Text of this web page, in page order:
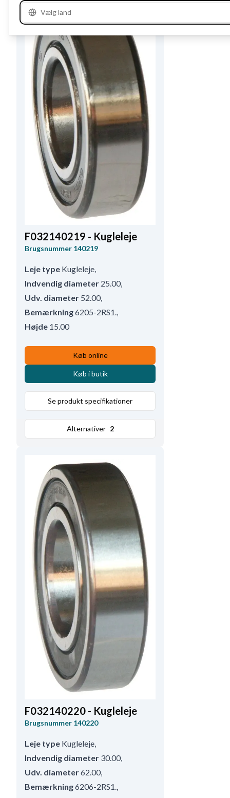
F032140219 - Kugleleje
Brugsnummer 140219
Leje type Kugleleje,
Indvendig diameter 25.00,
Udv. diameter 52.00,
Bemærkning6205-2RS1.,
Højde 15.00
Køb online
Køb i butik
Se produkt specifikationer
Alternativer 2
F032140220 - Kugleleje
Brugsnummer 140220
Leje type Kugleleje,
Indvendig diameter 30.00,
Udv. diameter62.00,
Bemærkning6206-2RS1.,
Vælg land